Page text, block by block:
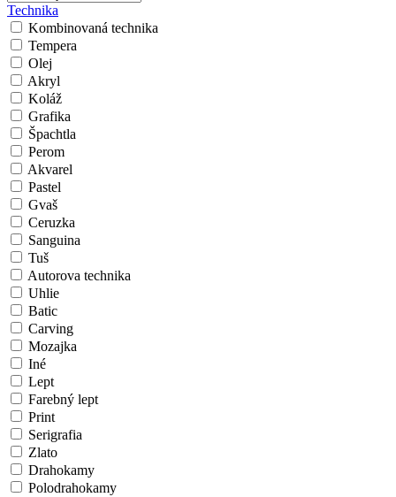
Technika
Kombinovaná technika
Tempera
Olej
Akryl
Koláž
Grafika
Špachtla
Perom
Akvarel
Pastel
Gvaš
Ceruzka
Sanguina
Tuš
Autorova technika
Uhlie
Batic
Carving
Mozajka
Iné
Lept
Farebný lept
Print
Serigrafia
Zlato
Drahokamy
Polodrahokamy